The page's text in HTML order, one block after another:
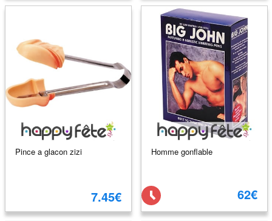
Pince a glacon zizi
7.45€
Homme gonflable
62€